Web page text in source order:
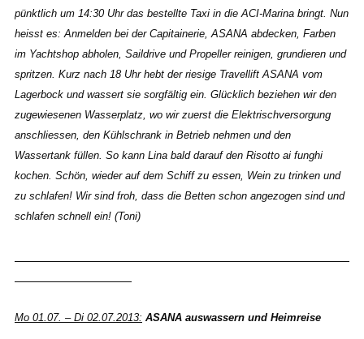
pünktlich um 14:30 Uhr das bestellte Taxi in die ACI-Marina bringt. Nun
heisst es: Anmelden bei der Capitainerie, ASANA abdecken, Farben
im Yachtshop abholen, Saildrive und Propeller reinigen, grundieren und
spritzen. Kurz nach 18 Uhr hebt der riesige Travellift ASANA vom
Lagerbock und wassert sie sorgfältig ein. Glücklich beziehen wir den
zugewiesenen Wasserplatz, wo wir zuerst die Elektrischversorgung
anschliessen, den Kühlschrank in Betrieb nehmen und den
Wassertank füllen. So kann Lina bald darauf den Risotto ai funghi
kochen. Schön, wieder auf dem Schiff zu essen, Wein zu trinken und
zu schlafen! Wir sind froh, dass die Betten schon angezogen sind und
schlafen schnell ein! (Toni)
Mo 01.07. – Di 02.07.2013: ASANA auswassern und Heimreise